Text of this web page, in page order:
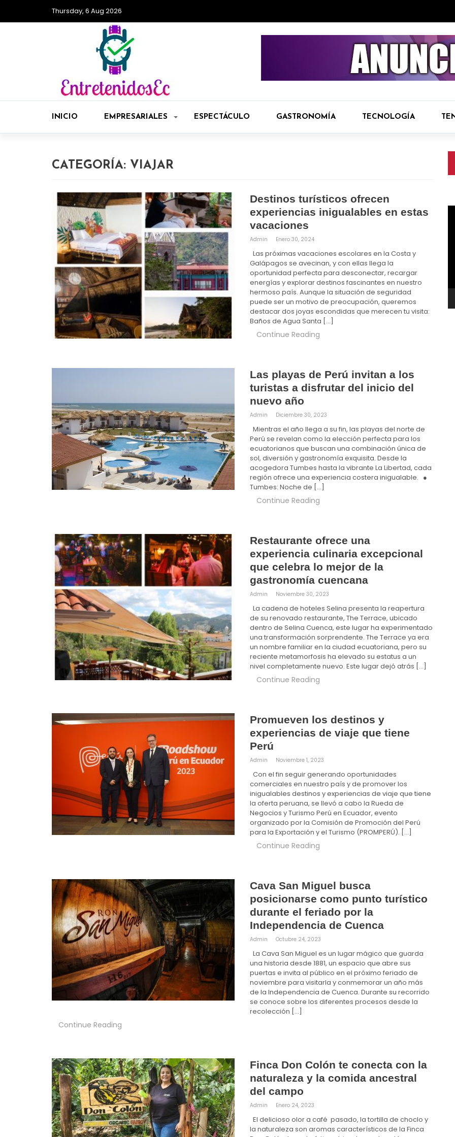
Thursday, 6 Aug 2026
INICIO EMPRESARIALES ESPECTÁCULO GASTRONOMÍA TECNOLOGÍA
CATEGORÍA: VIAJAR
Destinos turísticos ofrecen
experiencias inigualables en estas
vacaciones
Admin Enero 30, 2024
Las próximas vacaciones escolares en la Costa y
Galápagos se avecinan, y con ellas llega la
oportunidad perfecta para desconectar, recargar
energías y explorar destinos fascinantes en nuestro
hermoso país. Aunque la situación de seguridad
puede ser un motivo de preocupación, queremos
destacar dos joyas escondidas que merecen tu visita:
Baños de Agua Santa […]
Continue Reading
Las playas de Perú invitan a los
turistas a disfrutar del inicio del
nuevo año
Admin Diciembre 30, 2023
Mientras el año llega a su fin, las playas del norte de
Perú se revelan como la elección perfecta para los
ecuatorianos que buscan una combinación única de
sol, diversión y gastronomía exquisita. Desde la
acogedora Tumbes hasta la vibrante La Libertad, cada
región ofrece una experiencia costera inigualable. ●
Tumbes: Noche de […]
Continue Reading
Restaurante ofrece una
experiencia culinaria excepcional
que celebra lo mejor de la
gastronomía cuencana
Admin Noviembre 30, 2023
La cadena de hoteles Selina presenta la reapertura
de su renovado restaurante, The Terrace, ubicado
dentro de Selina Cuenca, este lugar ha experimentado
una transformación sorprendente. The Terrace ya era
un nombre familiar en la ciudad ecuatoriana, pero su
reciente metamorfosis ha elevado su estatus a un
nivel completamente nuevo. Este lugar dejó atrás […]
Continue Reading
Promueven los destinos y
experiencias de viaje que tiene
Perú
Admin Noviembre 1, 2023
Con el fin seguir generando oportunidades
comerciales en nuestro país y de promover los
inigualables destinos y experiencias de viaje que tiene
la oferta peruana, se llevó a cabo la Rueda de
Negocios y Turismo Perú en Ecuador, evento
organizado por la Comisión de Promoción del Perú
para la Exportación y el Turismo (PROMPERÚ). […]
Continue Reading
Cava San Miguel busca
posicionarse como punto turístico
durante el feriado por la
Independencia de Cuenca
Admin Octubre 24, 2023
La Cava San Miguel es un lugar mágico que guarda
una historia desde 1881, un espacio que abre sus
puertas e invita al público en el próximo feriado de
noviembre para visitarla y conmemorar un año más
de la Independencia de Cuenca. Durante su recorrido
se conoce sobre los diferentes procesos desde la
recolección […]
Continue Reading
Finca Don Colón te conecta con la
naturaleza y la comida ancestral
del campo
Admin Enero 24, 2023
El delicioso olor a café pasado, la tortilla de choclo y
la naturaleza son aromas característicos de la Finca